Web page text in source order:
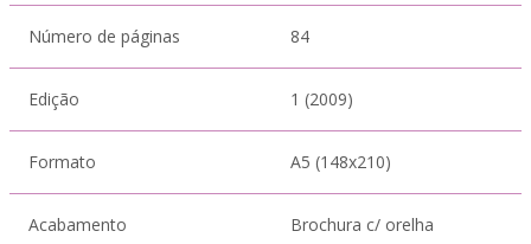
Número de páginas 84
Edição 1 (2009)
Formato A5 (148x210)
Acabamento Brochura c/ orelha